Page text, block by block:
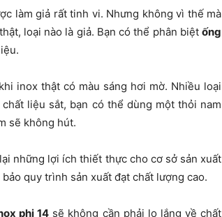
làm giả rất tinh vi. Nhưng không vì thế mà
loại nào là giả. Bạn có thể phân biệt ống
inox thật có màu sáng hơi mờ. Nhiều loại
liệu sắt, bạn có thể dùng một thỏi nam
sẽ không hút.
những lợi ích thiết thực cho cơ sở sản xuất
quy trình sản xuất đạt chất lượng cao.
phi 14 sẽ không cần phải lo lắng về chất